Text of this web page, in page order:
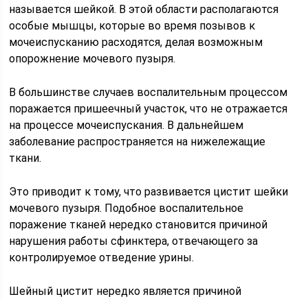
называется шейкой. В этой области располагаются
особые мышцы, которые во время позывов к
мочеиспусканию расходятся, делая возможным
опорожнение мочевого пузыря.
В большинстве случаев воспалительным процессом
поражается пришеечный участок, что не отражается
на процессе мочеиспускания. В дальнейшем
заболевание распространяется на нижележащие
ткани.
Это приводит к тому, что развивается цистит шейки
мочевого пузыря. Подобное воспалительное
поражение тканей нередко становится причиной
нарушения работы сфинктера, отвечающего за
контролируемое отведение урины.
Шейный цистит нередко является причиной